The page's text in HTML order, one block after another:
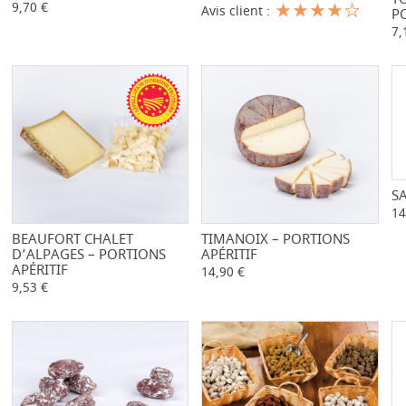
9,70 €
Avis client :
-
BEAUFORT CHALET
D’ALPAGES – PORTIONS
APÉRITIF
9,53 €
- +
TIMANOIX – PORTIONS
APÉRITIF
14,90 €